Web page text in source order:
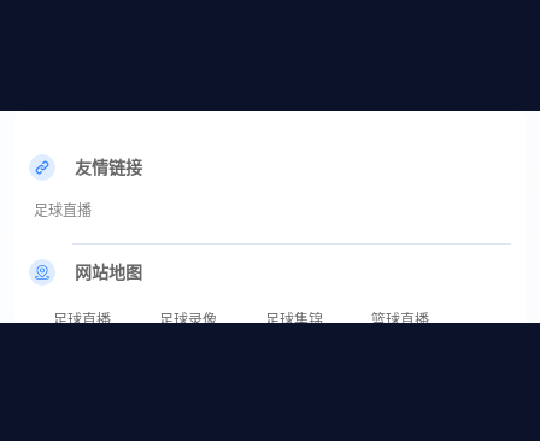
友情链接
足球直播
网站地图
足球直播 足球录像 足球集锦 篮球直播